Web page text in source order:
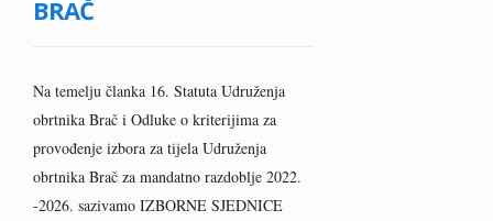
BRAČ
Na temelju članka 16. Statuta Udruženja
obrtnika Brač i Odluke o kriterijima za
provođenje izbora za tijela Udruženja
obrtnika Brač za mandatno razdoblje 2022.
-2026. sazivamo IZBORNE SJEDNICE